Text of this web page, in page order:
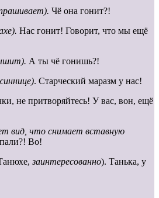
Чё она гонит?!
Нас гонит! Говорит, что мы ещё
А ты чё гонишь?!
. Старческий маразм у нас!
не притворяйтесь! У вас, вон, ещё
вид, что снимает вставную
Во!
заинтересованно). Танька, у